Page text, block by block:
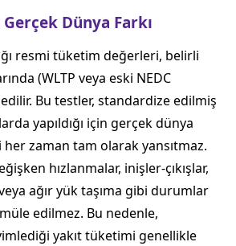
Dünya Farkı
resmi tüketim değerleri, belirli
(WLTP veya eski NEDC
Bu testler, standardize edilmiş
yapıldığı için gerçek dünya
zaman tam olarak yansıtmaz.
hızlanmalar, inişler-çıkışlar,
ağır yük taşıma gibi durumlar
edilmez. Bu nedenle,
yakıt tüketimi genellikle